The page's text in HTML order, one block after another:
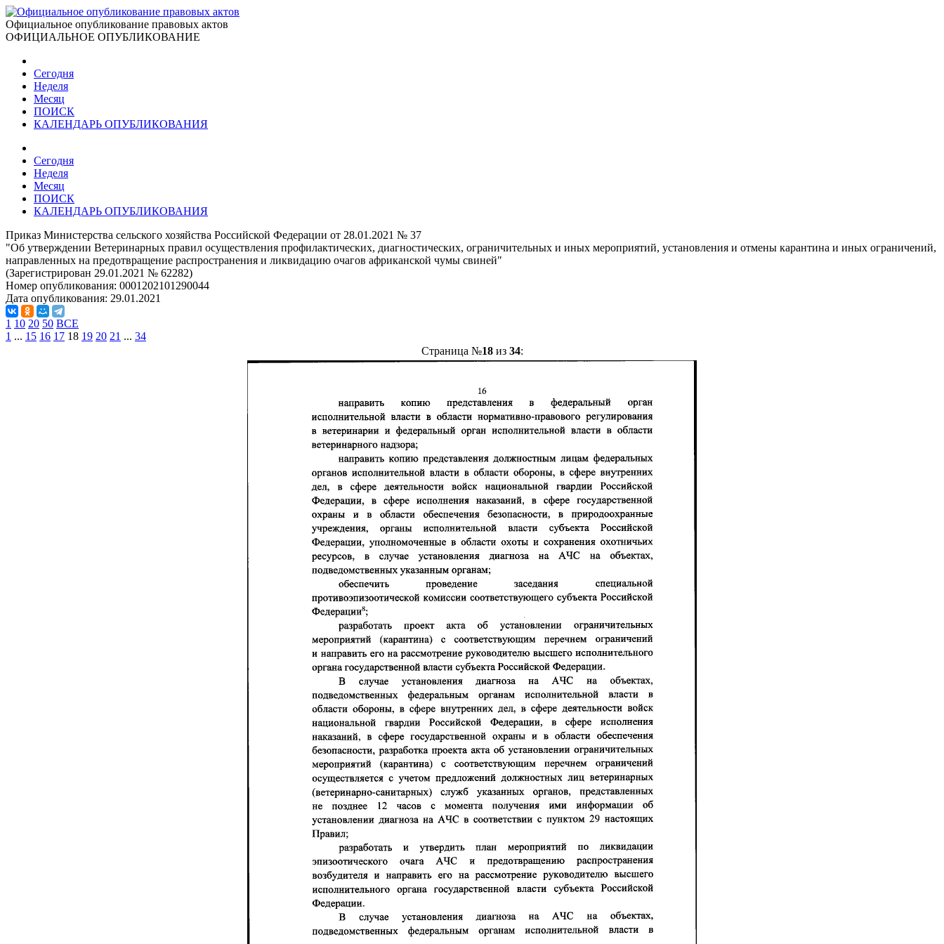
Официальное опубликование правовых актов
ОФИЦИАЛЬНОЕ ОПУБЛИКОВАНИЕ
Сегодня
Неделя
Месяц
ПОИСК
КАЛЕНДАРЬ ОПУБЛИКОВАНИЯ
Сегодня
Неделя
Месяц
ПОИСК
КАЛЕНДАРЬ ОПУБЛИКОВАНИЯ
Приказ Министерства сельского хозяйства Российской Федерации от 28.01.2021 № 37
"Об утверждении Ветеринарных правил осуществления профилактических, диагностических, ограничительных и иных мероприятий, установления и отмены карантина и иных ограничений,
направленных на предотвращение распространения и ликвидацию очагов африканской чумы свиней"
(Зарегистрирован 29.01.2021 № 62282)
Номер опубликования: 0001202101290044
Дата опубликования: 29.01.2021
1 10 20 50 ВСЕ
1 ... 15 16 17 18 19 20 21 ... 34
Страница №18из 34: